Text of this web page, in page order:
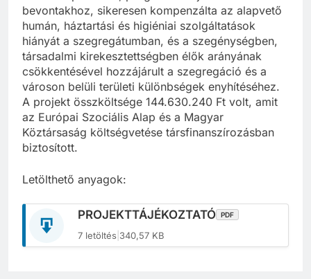
bevontakhoz, sikeresen kompenzálta az alapvető
humán, háztartási és higiéniai szolgáltatások
hiányát a szegregátumban, és a szegénységben,
társadalmi kirekesztettségben élők arányának
csökkentésével hozzájárult a szegregáció és a
városon belüli területi különbségek enyhítéséhez.
A projekt összköltsége 144.630.240 Ft volt, amit
az Európai Szociális Alap és a Magyar
Köztársaság költségvetése társfinanszírozásban
biztosított.
Letölthető anyagok:
PROJEKTTÁJÉKOZTATÓ PDF
7 letöltés 340,57 KB